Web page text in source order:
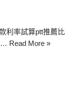
利率試算ptt推薦比
… Read More »